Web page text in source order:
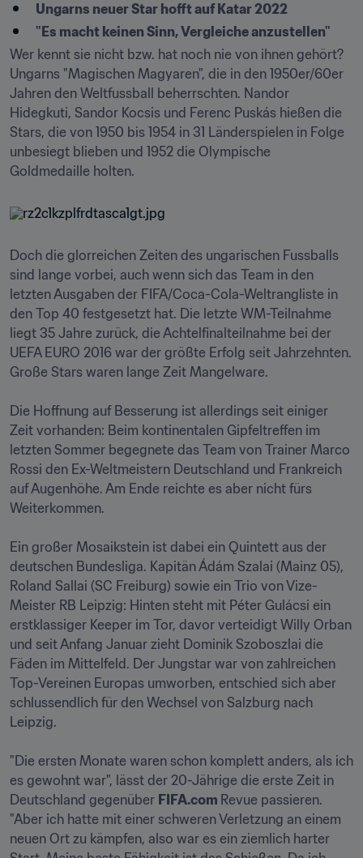
Ungarns neuer Star hofft auf Katar 2022
Wer kennt sie nicht bzw. hat noch nie von ihnen gehört?
Ungarns "Magischen Magyaren", die in den 1950er/60er
Jahren den Weltfussball beherrschten. Nandor
Hidegkuti, Sandor Kocsis und Ferenc Puskás hießen die
Stars, die von 1950 bis 1954 in 31 Länderspielen in Folge
unbesiegt blieben und 1952 die Olympische
Goldmedaille holten.
Doch die glorreichen Zeiten des ungarischen Fussballs
sind lange vorbei, auch wenn sich das Team in den
letzten Ausgaben der FIFA/Coca-Cola-Weltrangliste in
den Top 40 festgesetzt hat. Die letzte WM-Teilnahme
liegt 35 Jahre zurück, die Achtelfinalteilnahme bei der
UEFA EURO 2016 war der größte Erfolg seit Jahrzehnten.
Große Stars waren lange Zeit Mangelware.
Die Hoffnung auf Besserung ist allerdings seit einiger
Zeit vorhanden: Beim kontinentalen Gipfeltreffen im
letzten Sommer begegnete das Team von Trainer Marco
Rossi den Ex-Weltmeistern Deutschland und Frankreich
auf Augenhöhe. Am Ende reichte es aber nicht fürs
Weiterkommen.
Ein großer Mosaikstein ist dabei ein Quintett aus der
deutschen Bundesliga. Kapitän Ádám Szalai (Mainz 05),
Roland Sallai (SC Freiburg) sowie ein Trio von Vize-
Meister RB Leipzig: Hinten steht mit Péter Gulácsi ein
erstklassiger Keeper im Tor, davor verteidigt Willy Orban
und seit Anfang Januar zieht Dominik Szoboszlai die
Fäden im Mittelfeld. Der Jungstar war von zahlreichen
Top-Vereinen Europas umworben, entschied sich aber
schlussendlich für den Wechsel von Salzburg nach
Leipzig.
"Die ersten Monate waren schon komplett anders, als ich
es gewohnt war", lässt der 20-Jährige die erste Zeit in
Deutschland gegenüber FIFA.com Revue passieren.
"Aber ich hatte mit einer schweren Verletzung an einem
neuen Ort zu kämpfen, also war es ein ziemlich harter